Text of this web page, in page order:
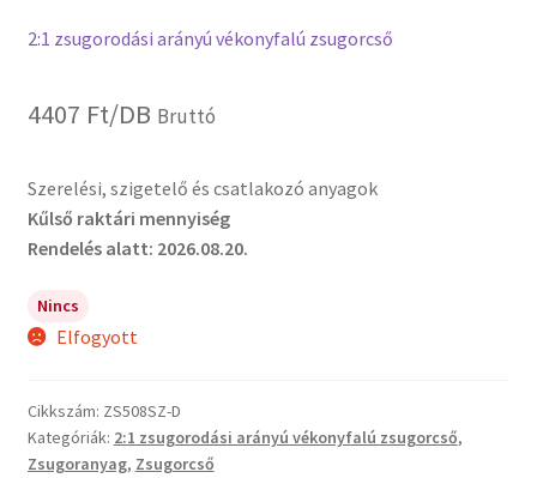
2:1 zsugorodási arányú vékonyfalú zsugorcső
4407 Ft/DB Bruttó
Szerelési, szigetelő és csatlakozó anyagok
Kűlső raktári mennyiség
Rendelés alatt: 2026.08.20.
Nincs
Elfogyott
Cikkszám: ZS508SZ-D
Kategóriák: 2:1 zsugorodási arányú vékonyfalú zsugorcső,
Zsugoranyag, Zsugorcső